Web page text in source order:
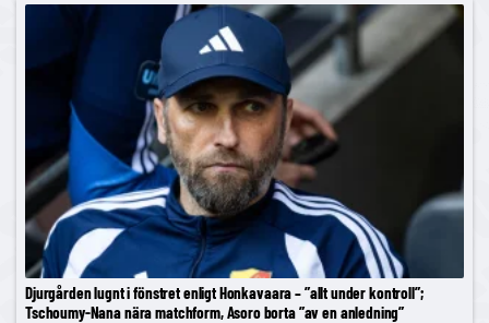
Djurgården lugnt i fönstret enligt Honkavaara – ”allt under kontroll”;
Tschoumy-Nana nära matchform, Asoro borta ”av en anledning”